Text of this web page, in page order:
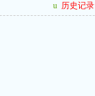
u 历史记录